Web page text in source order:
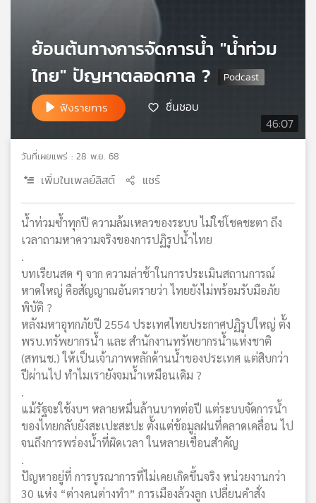
46:07
ย้อนต้นทางการจัดการน้ำ "น้ำท่วม
ไทย" ปัญหาตลอดกาล ?
ฟังรายการ ชื่นชอบ
วันที่เผยแพร่ : 28 พ.ย. 68
เพิ่มในเพลย์ลิสต์ แชร์
น้ำท่วมซ้ำทุกปี ความล้มเหลวของระบบ ไม่ใช่โชคชะตา ถึง
เวลาถามหาความจริงของการปฏิรูปน้ำไทย
.
บทเรียนสด ๆ จาก ความล่าช้าในการประเมินสถานการณ์
หาดใหญ่ คือสัญญาณอันตรายว่า ไทยยังไม่พร้อมรับมือภัย
พิบัติ ?
หลังมหาอุทกภัยปี 2554 ประเทศไทยประกาศปฏิรูปใหญ่ ตั้ง
พรบ.ทรัพยากรน้ำ และ สำนักงานทรัพยากรน้ำแห่งชาติ
(สทนช.) ให้เป็นเจ้าภาพหลักด้านน้ำของประเทศ แต่สิบกว่า
ปีผ่านไป ทำไมเรายังจมน้ำเหมือนเดิม ?
.
แม้รัฐจะใช้งบฯ หลายหมื่นล้านบาทต่อปี แต่ระบบจัดการน้ำ
ของไทยกลับยังสะเปะสะปะ ตั้งแต่ข้อมูลฝนที่คลาดเคลื่อน ไป
จนถึงการพร่องน้ำที่ผิดเวลา ในหลายเขื่อนสำคัญ
.
ปัญหาอยู่ที่ การบูรณาการที่ไม่เคยเกิดขึ้นจริง หน่วยงานกว่า
30 แห่ง “ต่างคนต่างทำ” การเมืองล้วงลูก เปลี่ยนคำสั่ง